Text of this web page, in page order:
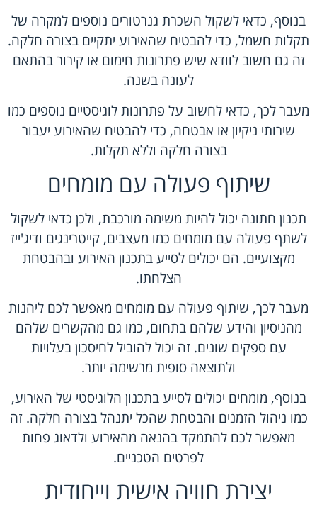
בנוסף, כדאי לשקול השכרת גנרטורים נוספים למקרה של
תקלות חשמל, כדי להבטיח שהאירוע יתקיים בצורה חלקה.
זה גם חשוב לוודא שיש פתרונות חימום או קירור בהתאם
לעונה בשנה.
מעבר לכך, כדאי לחשוב על פתרונות לוגיסטיים נוספים כמו
שירותי ניקיון או אבטחה, כדי להבטיח שהאירוע יעבור
בצורה חלקה וללא תקלות.
שיתוף פעולה עם מומחים
תכנון חתונה יכול להיות משימה מורכבת, ולכן כדאי לשקול
לשתף פעולה עם מומחים כמו מעצבים, קייטרינגים ודיג'ייז
מקצועיים. הם יכולים לסייע בתכנון האירוע ובהבטחת
הצלחתו.
מעבר לכך, שיתוף פעולה עם מומחים מאפשר לכם ליהנות
מהניסיון והידע שלהם בתחום, כמו גם מהקשרים שלהם
עם ספקים שונים. זה יכול להוביל לחיסכון בעלויות
ולתוצאה סופית מרשימה יותר.
בנוסף, מומחים יכולים לסייע בתכנון הלוגיסטי של האירוע,
כמו ניהול הזמנים והבטחת שהכל יתנהל בצורה חלקה. זה
מאפשר לכם להתמקד בהנאה מהאירוע ולדאוג פחות
לפרטים הטכניים.
יצירת חוויה אישית וייחודית